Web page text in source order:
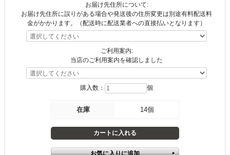
お届け先住所について:
お届け先住所に誤りがある場合や発送後の住所変更は別途有料配送料
金がかかります。（配送時に配送業者への直接払いとなります）
ご利用案内:
当店のご利用案内を確認しました
購入数： 個
在庫 14個